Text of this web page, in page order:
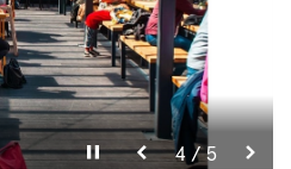
Pause video1 / 5
Pause video2 / 5
Pause video3 / 5
Pause video4 / 5
Pause video5 / 5